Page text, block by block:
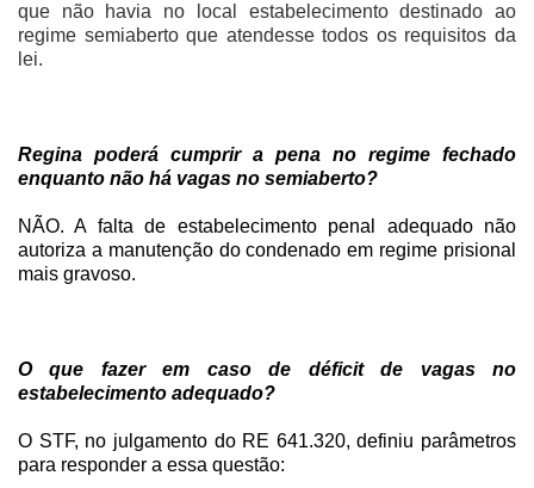
que não havia no local estabelecimento destinado ao
regime semiaberto que atendesse todos os requisitos da
lei.
Regina poderá cumprir a pena no regime fechado
enquanto não há vagas no semiaberto?
NÃO. A falta de estabelecimento penal adequado não
autoriza a manutenção do condenado em regime prisional
mais gravoso.
O que fazer em caso de déficit de vagas no
estabelecimento adequado?
O STF, no julgamento do RE 641.320, definiu parâmetros
para responder a essa questão: